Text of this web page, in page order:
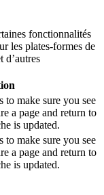
fonctionnalités
les plates-formes de
d’autres
make sure you see
a page and return to
is updated.
make sure you see
a page and return to
is updated.